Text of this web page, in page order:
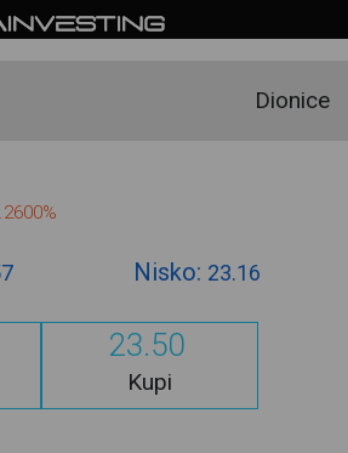
Dionice
Nisko: 23.16
23.50
Kupi